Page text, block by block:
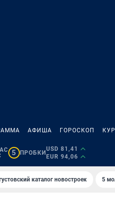
АФИША ГОРОСКОП
5 ПРОБКИ
USD 81,41
EUR 94,06
каталог новостроек 5